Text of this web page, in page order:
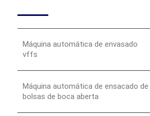
Máquina automática de envasado
vffs
Máquina automática de ensacado de
bolsas de boca aberta